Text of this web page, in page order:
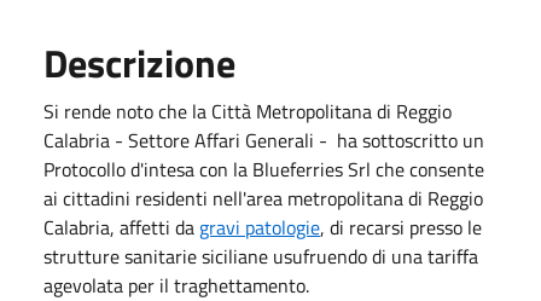
Descrizione
Si rende noto che la Città Metropolitana di Reggio
Calabria - Settore Affari Generali - ha sottoscritto un
Protocollo d'intesa con la Blueferries Srl che consente
ai cittadini residenti nell'area metropolitana di Reggio
Calabria, affetti da gravi patologie, di recarsi presso le
strutture sanitarie siciliane usufruendo di una tariffa
agevolata per il traghettamento.